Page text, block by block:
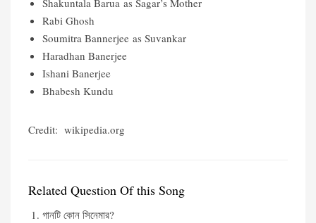
Shakuntala Barua as Sagar’s Mother
Rabi Ghosh
Soumitra Bannerjee as Suvankar
Haradhan Banerjee
Ishani Banerjee
Bhabesh Kundu
Credit: wikipedia.org
Related Question Of this Song
গানটি কোন সিনেমার?